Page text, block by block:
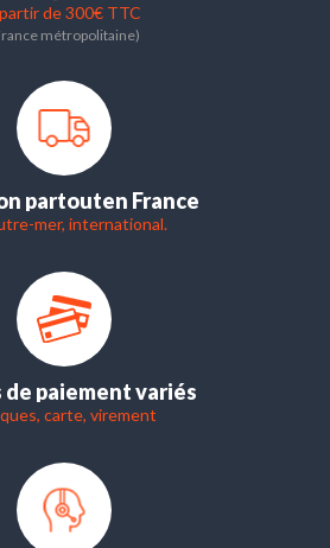
de 300€ TTC
métropolitaine)
partouten France
mer, international.
de paiement variés
carte, virement